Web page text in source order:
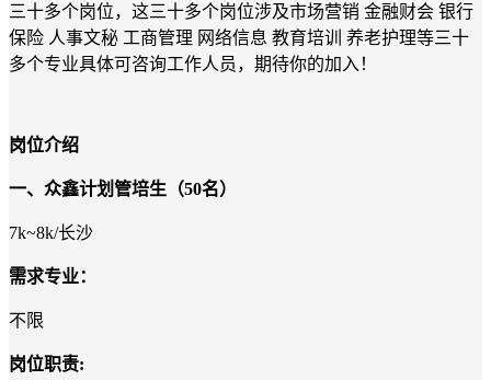
三十多个岗位，这三十多个岗位涉及市场营销 金融财会 银行
保险 人事文秘 工商管理 网络信息 教育培训
养老护理等三十
多个专业具体可咨询工作人员，期待你的加入！
岗位介绍
一、 众鑫计划管培生（50名）
7k~8k/长沙
需求专业：
不限
岗位职责: